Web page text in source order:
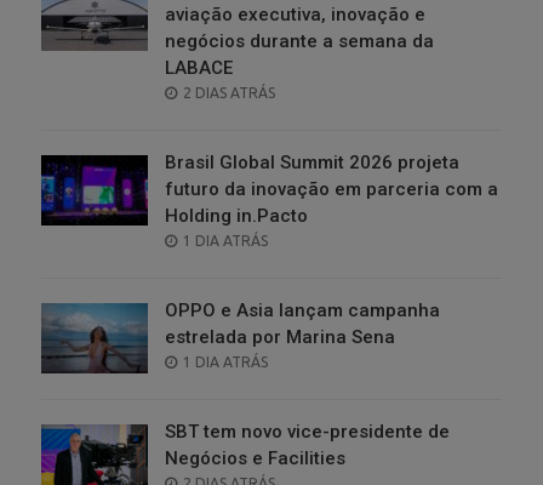
aviação executiva, inovação e
negócios durante a semana da
LABACE
POSTED
2 DIAS ATRÁS
Brasil Global Summit 2026 projeta
futuro da inovação em parceria com a
Holding in.Pacto
POSTED
1 DIA ATRÁS
OPPO e Asia lançam campanha
estrelada por Marina Sena
POSTED
1 DIA ATRÁS
SBT tem novo vice-presidente de
Negócios e Facilities
POSTED